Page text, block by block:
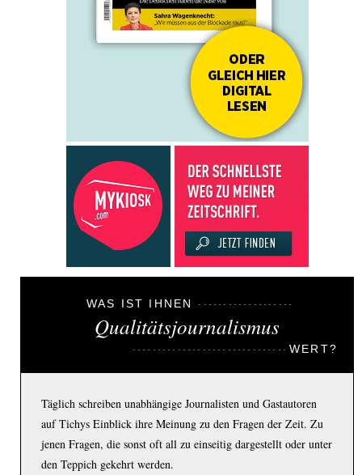
WAS IST IHNEN
Qualitätsjournalismus
WERT?
Täglich schreiben unabhängige Journalisten und Gastautoren
auf Tichys Einblick ihre Meinung zu den Fragen der Zeit. Zu
jenen Fragen, die sonst oft all zu einseitig dargestellt oder unter
den Teppich gekehrt werden.